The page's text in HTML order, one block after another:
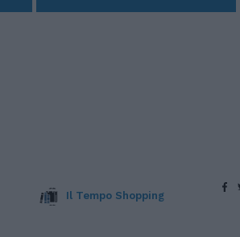
Il Tempo Shopping